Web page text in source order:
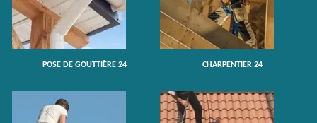
POSE DE GOUTTIÈRE 24 CHARPENTIER 24